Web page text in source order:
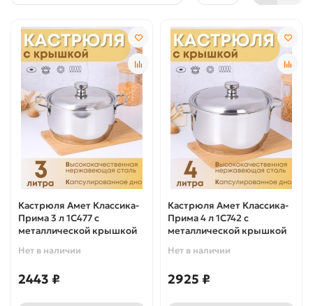
Кастрюля Амет Классика-
Прима 3 л 1С477 с
металлической крышкой
Нет в наличии
2443 ₽
Кастрюля Амет Классика-
Прима 4 л 1С742 с
металлической крышкой
Нет в наличии
2925 ₽